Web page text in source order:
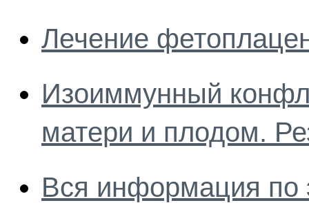
Лечение
Изоиммунный
матери и плодом.
Вся информация по